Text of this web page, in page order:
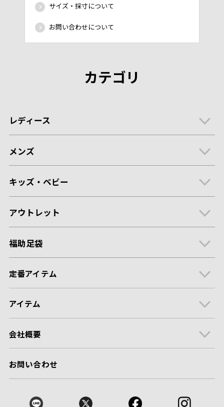
サイズ・採寸について
お問い合わせについて
カテゴリ
レディース
メンズ
キッズ・ベビー
アウトレット
福助足袋
定番アイテム
アイテム
会社概要
お問い合わせ